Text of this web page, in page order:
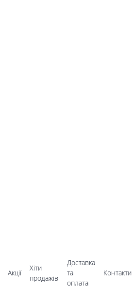
Акції
Хіти
продажів
Доставка
та
оплата
Контакти